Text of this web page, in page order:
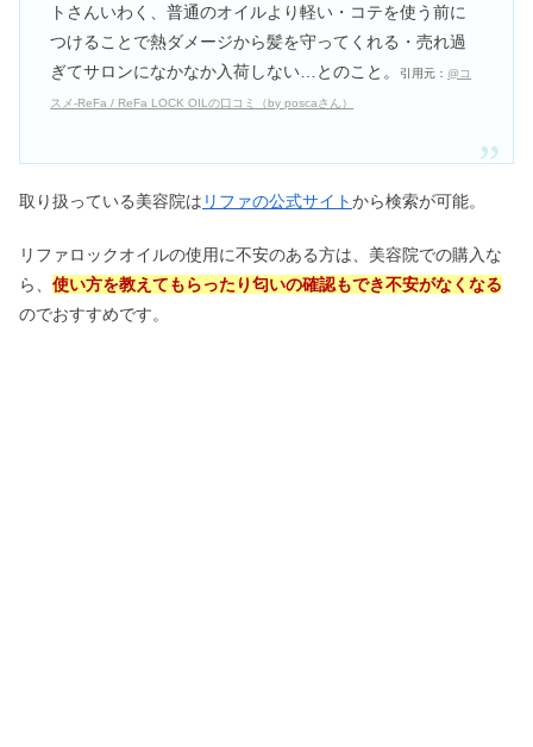
トさんいわく、普通のオイルより軽い・コテを使う前に
つけることで熱ダメージから髪を守ってくれる・売れ過
ぎてサロンになかなか入荷しない…とのこと。
引用元： @コ
スメ-ReFa / ReFa LOCK OILの口コミ（by poscaさん）
取り扱っている美容院は リファの公式サイトから検索が可能。
リファロックオイルの使用に不安のある方は、美容院での購入な
ら、 使い方を教えてもらったり匂いの確認もでき不安がなくなる
のでおすすめです。